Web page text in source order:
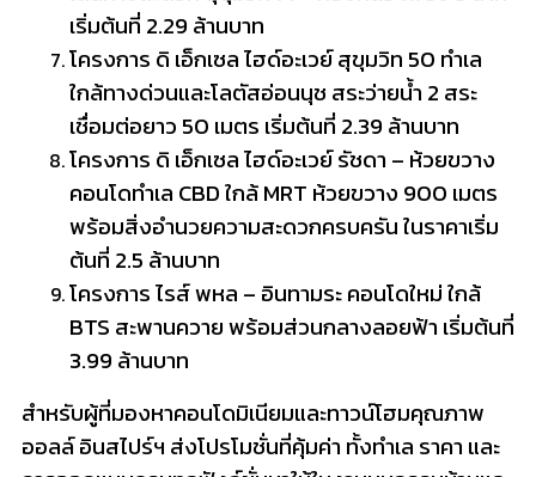
เริ่มต้นที่ 2.29 ล้านบาท
โครงการ ดิ เอ็กเซล ไฮด์อะเวย์ สุขุมวิท 50 ทำเล
ใกล้ทางด่วนและโลตัสอ่อนนุช สระว่ายน้ำ 2 สระ
เชื่อมต่อยาว 50 เมตร เริ่มต้นที่ 2.39 ล้านบาท
โครงการ ดิ เอ็กเซล ไฮด์อะเวย์ รัชดา – ห้วยขวาง
คอนโดทำเล CBD ใกล้ MRT ห้วยขวาง 900 เมตร
พร้อมสิ่งอำนวยความสะดวกครบครัน ในราคาเริ่ม
ต้นที่ 2.5 ล้านบาท
โครงการ ไรส์ พหล – อินทามระ คอนโดใหม่ ใกล้
BTS สะพานควาย พร้อมส่วนกลางลอยฟ้า เริ่มต้นที่
3.99 ล้านบาท
สำหรับผู้ที่มองหาคอนโดมิเนียมและทาวน์โฮมคุณภาพ
ออลล์ อินสไปร์ฯ ส่งโปรโมชั่นที่คุ้มค่า ทั้งทำเล ราคา และ